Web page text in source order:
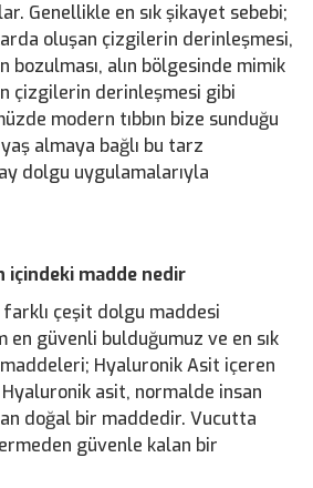
Genellikle en sık şikayet sebebi;
oluşan çizgilerin derinleşmesi,
bozulması, alın bölgesinde mimik
çizgilerin derinleşmesi gibi
modern tıbbın bize sunduğu
almaya bağlı bu tarz
dolgu uygulamalarıyla
madde nedir
çeşit dolgu maddesi
en güvenli bulduğumuz ve en sık
maddeleri; Hyaluronik Asit içeren
asit, normalde insan
doğal bir maddedir. Vucutta
güvenle kalan bir